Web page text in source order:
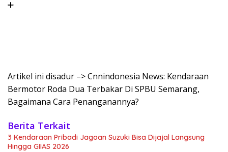
Artikel ini disadur –> Cnnindonesia News: Kendaraan
Bermotor Roda Dua Terbakar Di SPBU Semarang,
Bagaimana Cara Penanganannya?
Berita Terkait
3 Kendaraan Pribadi Jagoan Suzuki Bisa Dijajal Langsung
Hingga GIIAS 2026